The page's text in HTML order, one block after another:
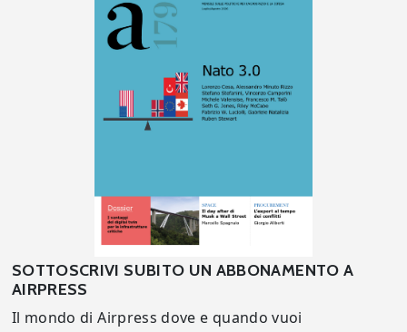
SOTTOSCRIVI SUBITO UN ABBONAMENTO A
AIRPRESS
Il mondo di Airpress dove e quando vuoi